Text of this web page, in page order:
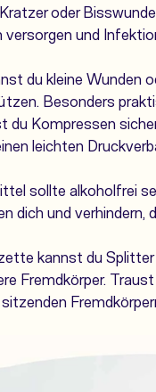
oder
versorgen und
du kleine Wunden
Besonders
du Kompressen
leichten
sollte alkoholfrei
dich und verhindern,
kannst du
Fremdkörper.